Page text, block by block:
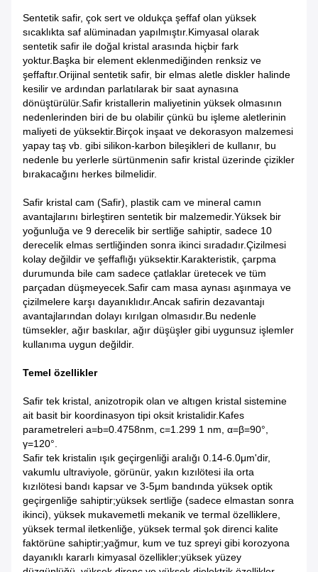
Sentetik safir, çok sert ve oldukça şeffaf olan yüksek
sıcaklıkta saf alüminadan yapılmıştır.Kimyasal olarak
sentetik safir ile doğal kristal arasında hiçbir fark
yoktur.Başka bir element eklenmediğinden renksiz ve
şeffaftır.Orijinal sentetik safir, bir elmas aletle diskler halinde
kesilir ve ardından parlatılarak bir saat aynasına
dönüştürülür.Safir kristallerin maliyetinin yüksek olmasının
nedenlerinden biri de bu olabilir çünkü bu işleme aletlerinin
maliyeti de yüksektir.Birçok inşaat ve dekorasyon malzemesi
yapay taş vb. gibi silikon-karbon bileşikleri de kullanır, bu
nedenle bu yerlerle sürtünmenin safir kristal üzerinde çizikler
bırakacağını herkes bilmelidir.
Safir kristal cam (Safir), plastik cam ve mineral camın
avantajlarını birleştiren sentetik bir malzemedir.Yüksek bir
yoğunluğa ve 9 derecelik bir sertliğe sahiptir, sadece 10
derecelik elmas sertliğinden sonra ikinci sıradadır.Çizilmesi
kolay değildir ve şeffaflığı yüksektir.Karakteristik, çarpma
durumunda bile cam sadece çatlaklar üretecek ve tüm
parçadan düşmeyecek.Safir cam masa aynası aşınmaya ve
çizilmelere karşı dayanıklıdır.Ancak safirin dezavantajı
avantajlarından dolayı kırılgan olmasıdır.Bu nedenle
tümsekler, ağır baskılar, ağır düşüşler gibi uygunsuz işlemler
kullanıma uygun değildir.
Temel özellikler
Safir tek kristal, anizotropik olan ve altıgen kristal sistemine
ait basit bir koordinasyon tipi oksit kristalidir.Kafes
parametreleri a=b=0.4758nm, c=1.299 1 nm, α=β=90°,
γ=120°.
Safir tek kristalin ışık geçirgenliği aralığı 0.14-6.0μm'dir,
vakumlu ultraviyole, görünür, yakın kızılötesi ila orta
kızılötesi bandı kapsar ve 3-5μm bandında yüksek optik
geçirgenliğe sahiptir;yüksek sertliğe (sadece elmastan sonra
ikinci), yüksek mukavemetli mekanik ve termal özelliklere,
yüksek termal iletkenliğe, yüksek termal şok direnci kalite
faktörüne sahiptir;yağmur, kum ve tuz spreyi gibi korozyona
dayanıklı kararlı kimyasal özellikler;yüksek yüzey